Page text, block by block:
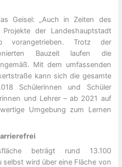
Geisel: „Auch in Zeiten des
der Landeshauptstadt
vorangetrieben. Trotz der
Bauzeit laufen die
Mit dem umfassenden
kann sich die gesamte
Schülerinnen und Schüler
und Lehrer – ab 2021 auf
Umgebung zum Lernen
beträgt rund 13.100
selbst wird über eine Fläche von